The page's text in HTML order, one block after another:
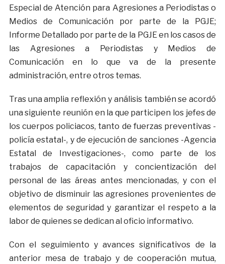
Especial de Atención para Agresiones a Periodistas o
Medios de Comunicación por parte de la PGJE;
Informe Detallado por parte de la PGJE en los casos de
las Agresiones a Periodistas y Medios de
Comunicación en lo que va de la presente
administración, entre otros temas.
Tras una amplia reflexión y análisis también se acordó
una siguiente reunión en la que participen los jefes de
los cuerpos policiacos, tanto de fuerzas preventivas -
policía estatal-, y de ejecución de sanciones -Agencia
Estatal de Investigaciones-, como parte de los
trabajos de capacitación y concientización del
personal de las áreas antes mencionadas, y con el
objetivo de disminuir las agresiones provenientes de
elementos de seguridad y garantizar el respeto a la
labor de quienes se dedican al oficio informativo.
Con el seguimiento y avances significativos de la
anterior mesa de trabajo y de cooperación mutua,